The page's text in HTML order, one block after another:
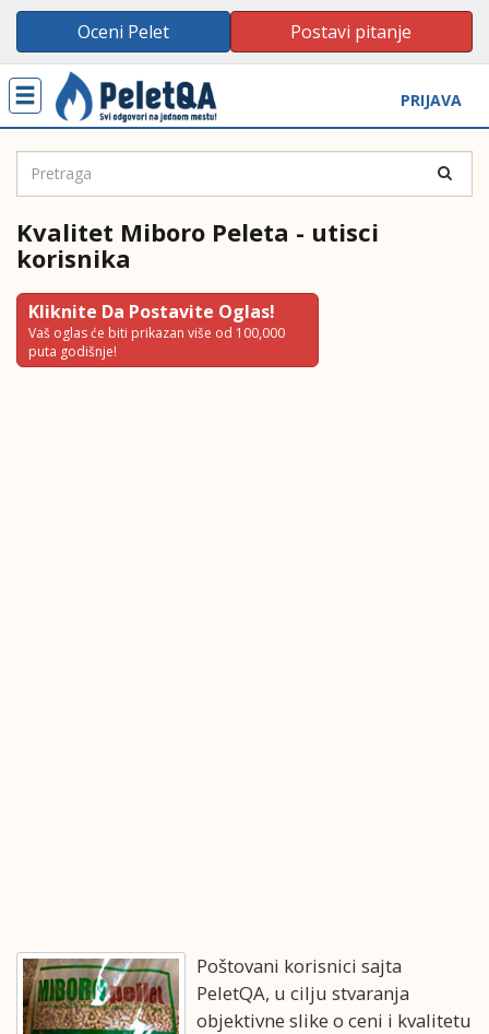
Oceni Pelet Postavi pitanje
Toggle
navigation PRIJAVA
Kvalitet Miboro Peleta - utisci
korisnika
Kliknite Da Postavite Oglas!
Vaš oglas će biti prikazan više od 100,000
puta godišnje!
Poštovani korisnici sajta
PeletQA, u cilju stvaranja
objektivne slike o ceni i kvalitetu